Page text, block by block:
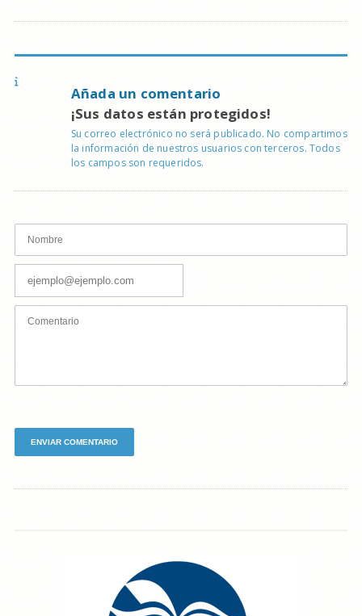
Añada un comentario
¡Sus datos están protegidos!
Su correo electrónico no será publicado. No compartimos
la información de nuestros usuarios con terceros. Todos
los campos son requeridos.